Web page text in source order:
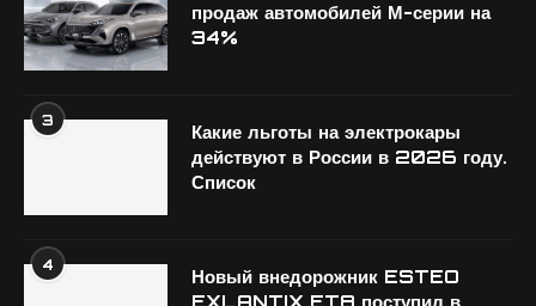
продаж автомобилей М-серии на
34%
3
Какие льготы на электрокары
действуют в России в 2026 году.
Список
4
Новый внедорожник ESTEO